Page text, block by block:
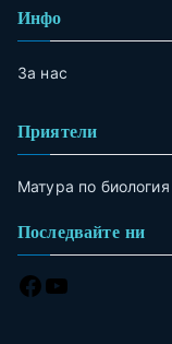
Инфо
За нас
Приятели
Матура по биология
Последвайте ни